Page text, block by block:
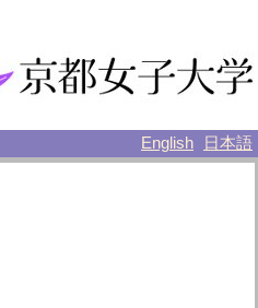
English 日本語